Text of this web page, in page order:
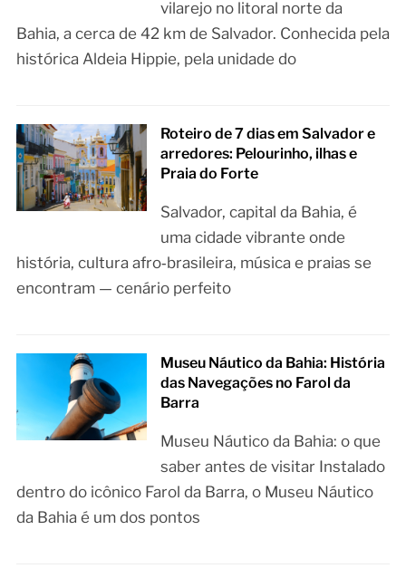
vilarejo no litoral norte da
Bahia, a cerca de 42 km de Salvador. Conhecida pela
histórica Aldeia Hippie, pela unidade do
Roteiro de 7 dias em Salvador e
arredores: Pelourinho, ilhas e
Praia do Forte
Salvador, capital da Bahia, é
uma cidade vibrante onde
história, cultura afro‑brasileira, música e praias se
encontram — cenário perfeito
Museu Náutico da Bahia: História
das Navegações no Farol da
Barra
Museu Náutico da Bahia: o que
saber antes de visitar Instalado
dentro do icônico Farol da Barra, o Museu Náutico
da Bahia é um dos pontos